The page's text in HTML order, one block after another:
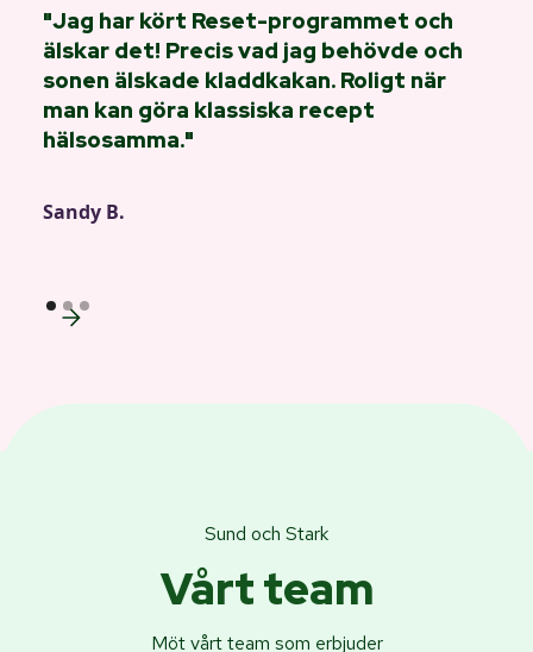
"Jag har kört Reset-programmet och
älskar det! Precis vad jag behövde och
sonen älskade kladdkakan. Roligt när
man kan göra klassiska recept
hälsosamma."
Sandy B.
Sund och Stark
Vårt team
Möt vårt team som erbjuder